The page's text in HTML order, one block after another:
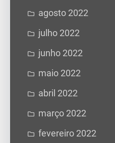
agosto 2022
julho 2022
junho 2022
maio 2022
abril 2022
março 2022
fevereiro 2022